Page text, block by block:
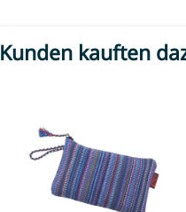
Kunden kauften